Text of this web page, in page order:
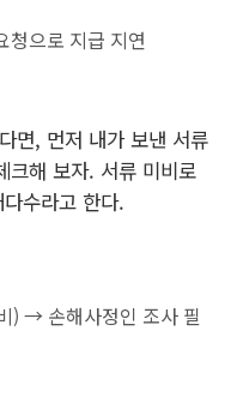
으로 지급 지연
면, 먼저 내가 보낸 서류
크해 보자. 서류 미비로
수라고 한다.
) → 손해사정인 조사 필